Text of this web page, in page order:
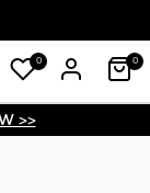
0 0
>>